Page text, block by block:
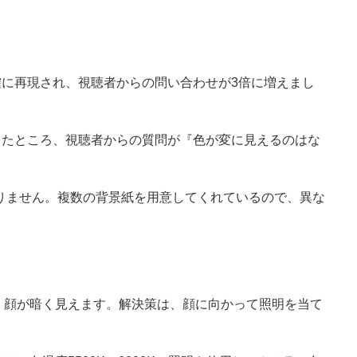
再現され、視聴者からの問い合わせが3倍に増えまし
ところ、視聴者からの質問が『色が変に見えるのはな
せん。複数の背景紙を用意してくれているので、異な
が暗く見えます。解決策は、顔に向かって照明を当て